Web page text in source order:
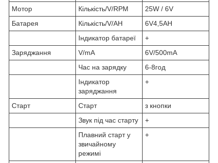
Мотор
Кількість/V/RPM
25W / 6V
Батарея
Кількість/V/AH
6V4,5AH
Індикатор батареї
+
Заряджання
V/mA
6V/500mA
Час на зарядку
6-8год
Індикатор
заряджання
+
Старт Старт
з кнопки
Звук під час старту
+
Плавний старт у
звичайному
режимі
+